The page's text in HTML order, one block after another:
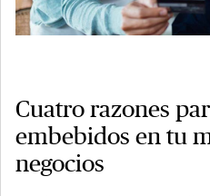
Cuatro razones
embebidos en tu
negocios